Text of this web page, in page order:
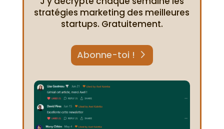
stratégies marketing des meilleures
startups. Gratuitement.
Abonne-toi !